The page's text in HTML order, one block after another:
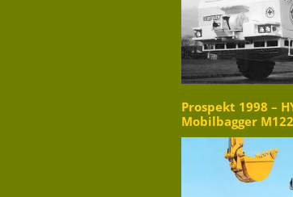
Prospekt 1998 –
Mobilbagger